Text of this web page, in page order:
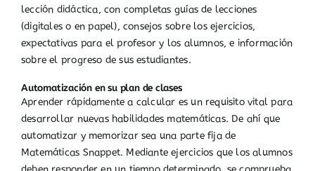
lección didáctica, con completas guías de lecciones
(digitales o en papel), consejos sobre los ejercicios,
expectativas para el profesor y los alumnos, e información
sobre el progreso de sus estudiantes.
Automatización en su plan de clases
Aprender rápidamente a calcular es un requisito vital para
desarrollar nuevas habilidades matemáticas. De ahí que
automatizar y memorizar sea una parte fija de
Matemáticas Snappet. Mediante ejercicios que los alumnos